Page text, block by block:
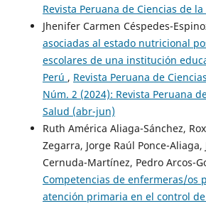
Revista Peruana de Ciencias de
Jhenifer Carmen Céspedes-
asociadas al estado nutricional
escolares de una institución
Perú , Revista Peruana de
Núm. 2 (2024): Revista Peruana
Salud (abr-jun)
Ruth América Aliaga-Sánchez,
Zegarra, Jorge Raúl Ponce-Aliaga,
Cernuda-Martínez, Pedro Arcos-
Competencias de enfermeras/os
atención primaria en el control